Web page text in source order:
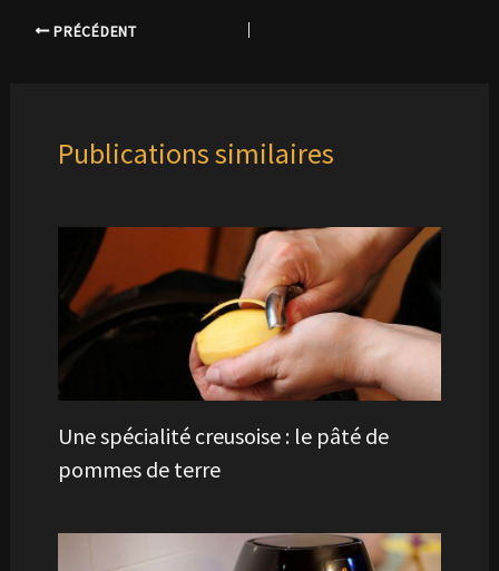
PRÉCÉDENT
Publications similaires
Une spécialité creusoise : le pâté de
pommes de terre